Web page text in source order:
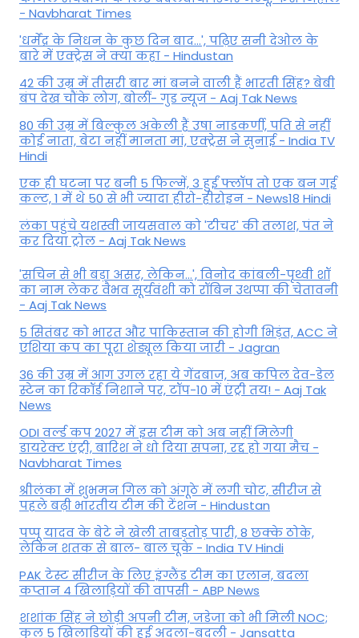
- Navbharat Times
'धर्मेंद्र के निधन के कुछ दिन बाद...', पढ़िए सनी देओल के
बारे में एक्ट्रेस ने क्या कहा - Hindustan
42 की उम्र में तीसरी बार मां बनने वाली हैं भारती सिंह? बेबी
बंप देख चौंके लोग, बोलीं- गुड न्यूज - Aaj Tak News
80 की उम्र में बिल्कुल अकेली हैं उषा नाडकर्णी, पति से नहीं
कोई नाता, बेटा नहीं मानता मां, एक्ट्रेस ने सुनाई - India TV
Hindi
एक ही घटना पर बनी 5 फिल्में, 3 हुईं फ्लॉप तो एक बन गई
कल्ट, 1 में थे 50 से भी ज्यादा हीरो-हीरोइन - News18 Hindi
लंका पहुंचे यशस्वी जायसवाल को 'टीचर' की तलाश, पंत ने
कर द‍िया ट्रोल - Aaj Tak News
'सचिन से भी बड़ा असर, लेकिन...', व‍िनोद कांबली-पृथ्वी शॉ
का नाम लेकर वैभव सूर्यवंशी को रॉबिन उथप्पा की चेतावनी
- Aaj Tak News
5 सितंबर को भारत और पाकिस्‍तान की होगी भिड़ंत, ACC ने
एशिया कप का पूरा शेड्यूल किया जारी - Jagran
36 की उम्र में आग उगल रहा ये गेंदबाज, अब कपिल देव-डेल
स्टेन का रिकॉर्ड निशाने पर, टॉप-10 में एंट्री तय! - Aaj Tak
News
ODI वर्ल्ड कप 2027 में इस टीम को अब नहीं मिलेगी
डायरेक्ट एंट्री, बारिश ने धो दिया सपना, रद्द हो गया मैच -
Navbharat Times
श्रीलंका में शुभमन गिल को अंगूठे में लगी चोट, सीरीज से
पहले बढ़ी भारतीय टीम की टेंशन - Hindustan
पप्पू यादव के बेटे ने खेली ताबड़तोड़ पारी, 8 छक्के ठोके,
लेकिन शतक से बाल- बाल चूके - India TV Hindi
PAK टेस्ट सीरीज के लिए इंग्लैंड टीम का एलान, बदला
कप्तान 4 खिलाड़ियों की वापसी - ABP News
शशांक सिंह ने छोड़ी अपनी टीम, जडेजा को भी मिली NOC;
कुल 5 खिलाड़ियों की हुई अदला-बदली - Jansatta